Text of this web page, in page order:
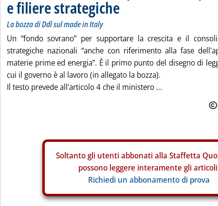
e filiere strategiche
La bozza di Ddl sul made in Italy
Un “fondo sovrano” per supportare la crescita e il
strategiche nazionali “anche con riferimento alla fase
materie prime ed energia”. È il primo punto del disegno di
cui il governo è al lavoro (in allegato la bozza).
Il testo prevede all'articolo 4 che il ministero ...
Soltanto gli utenti abbonati alla Staffetta
possono leggere interamente gli
Richiedi un abbonamento di prova